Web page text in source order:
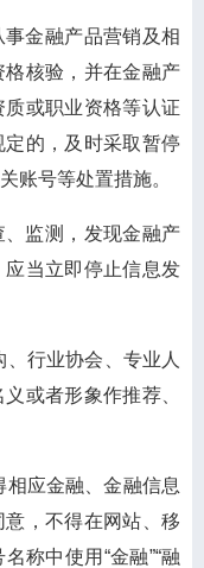
金融产品营销及相
核验，并在金融产
或职业资格等认证
的，及时采取暂停
账号等处置措施。
监测，发现金融产
当立即停止信息发
行业协会、专业人
或者形象作推荐、
应金融、金融信息
，不得在网站、移
称中使用“金融”“融